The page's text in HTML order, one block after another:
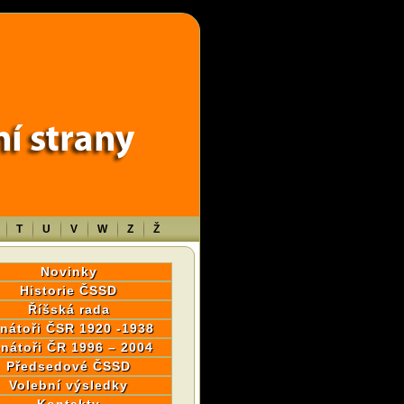
content/themes/sablona/functions.php
T U V W Z Ž
Novinky
Historie ČSSD
Říšská rada
ČSR 1920 -1938
ČR 1996 – 2004
Předsedové ČSSD
Volební výsledky